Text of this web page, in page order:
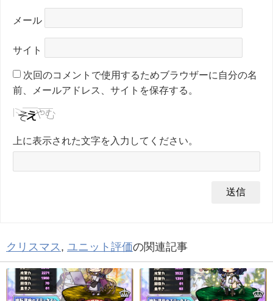
メール
サイト
次回のコメントで使用するためブラウザーに自分の名
前、メールアドレス、サイトを保存する。
上に表示された文字を入力してください。
クリスマス , ユニット評価の関連記事